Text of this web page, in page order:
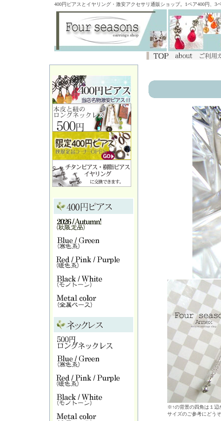
400円ピアスとイヤリング・激安アクセサリ通販ショップ。1ペア400円、
※↑の背景の四角は１辺
サイズのご参考にどう